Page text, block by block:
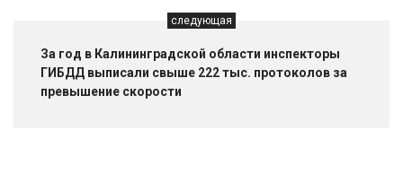
следующая
За год в Калининградской области инспекторы
ГИБДД выписали свыше 222 тыс. протоколов за
превышение скорости